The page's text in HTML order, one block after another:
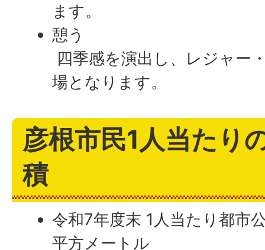
ます。
憩う
四季感を演出し、レジャー
場となります。
彦根市民1人当たり
積
令和7年度末 1人当たり都市
平方メートル